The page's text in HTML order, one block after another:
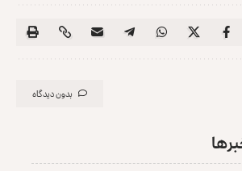
بدون دیدگاه